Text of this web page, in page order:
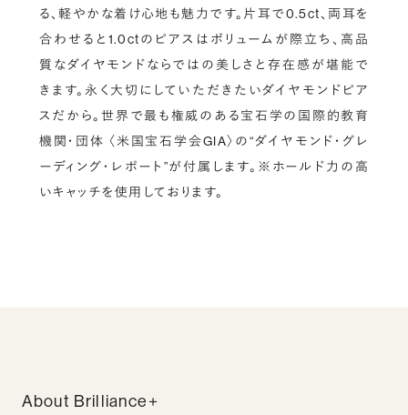
る、軽やかな着け心地も魅力です。片耳で0.5ct、両耳を
合わせると1.0ctのピアスはボリュームが際立ち、高品
質なダイヤモンドならではの美しさと存在感が堪能で
きます。永く大切にしていただきたいダイヤモンドピア
スだから。世界で最も権威のある宝石学の国際的教育
機関・団体 〈米国宝石学会GIA〉の“ダイヤモンド・グレ
ーディング・レポート”が付属します。※ホールド力の高
いキャッチを使用しております。
About Brilliance+